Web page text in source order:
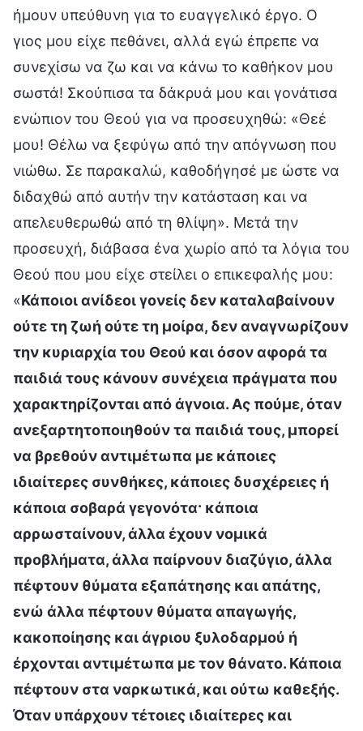
ήμουν υπεύθυνη για το ευαγγελικό έργο. Ο
γιος μου είχε πεθάνει, αλλά εγώ έπρεπε να
συνεχίσω να ζω και να κάνω το καθήκον μου
σωστά! Σκούπισα τα δάκρυά μου και γονάτισα
ενώπιον του Θεού για να προσευχηθώ: «Θεέ
μου! Θέλω να ξεφύγω από την απόγνωση που
νιώθω. Σε παρακαλώ, καθοδήγησέ με ώστε να
διδαχθώ από αυτήν την κατάσταση και να
απελευθερωθώ από τη θλίψη». Μετά την
προσευχή, διάβασα ένα χωρίο από τα λόγια του
Θεού που μου είχε στείλει ο επικεφαλής μου:
«Κάποιοι ανίδεοι γονείς δεν καταλαβαίνουν
ούτε τη ζωή ούτε τη μοίρα, δεν αναγνωρίζουν
την κυριαρχία του Θεού και όσον αφορά τα
παιδιά τους κάνουν συνέχεια πράγματα που
χαρακτηρίζονται από άγνοια. Ας πούμε, όταν
ανεξαρτητοποιηθούν τα παιδιά τους, μπορεί
να βρεθούν αντιμέτωπα με κάποιες
ιδιαίτερες συνθήκες, κάποιες δυσχέρειες ή
κάποια σοβαρά γεγονότα· κάποια
αρρωσταίνουν, άλλα έχουν νομικά
προβλήματα, άλλα παίρνουν διαζύγιο, άλλα
πέφτουν θύματα εξαπάτησης και απάτης,
ενώ άλλα πέφτουν θύματα απαγωγής,
κακοποίησης και άγριου ξυλοδαρμού ή
έρχονται αντιμέτωπα με τον θάνατο. Κάποια
πέφτουν στα ναρκωτικά, και ούτω καθεξής.
Όταν υπάρχουν τέτοιες ιδιαίτερες και